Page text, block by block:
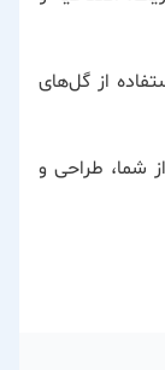
از گل‌های
شما، طراحی و